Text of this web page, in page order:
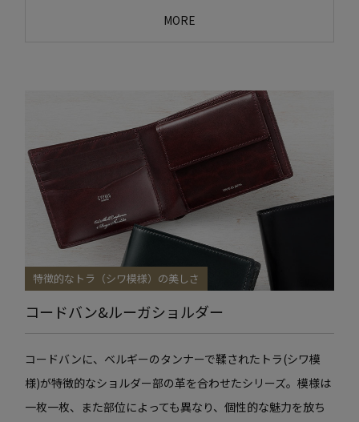
MORE
コードバン&ルーガショルダー
特徴的なトラ（シワ模様）の美しさ
コードバンに、ベルギーのタンナーで鞣されたトラ(シワ模
様)が特徴的なショルダー部の革を合わせたシリーズ。模様は
一枚一枚、また部位によっても異なり、個性的な魅力を放ち